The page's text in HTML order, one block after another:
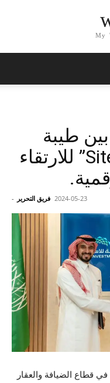
My
طيبة
للاستثمار و ” Sitecore” للارتقاء
فريق التحرير - 2024-05-23
قطاع الضيافة والعقار